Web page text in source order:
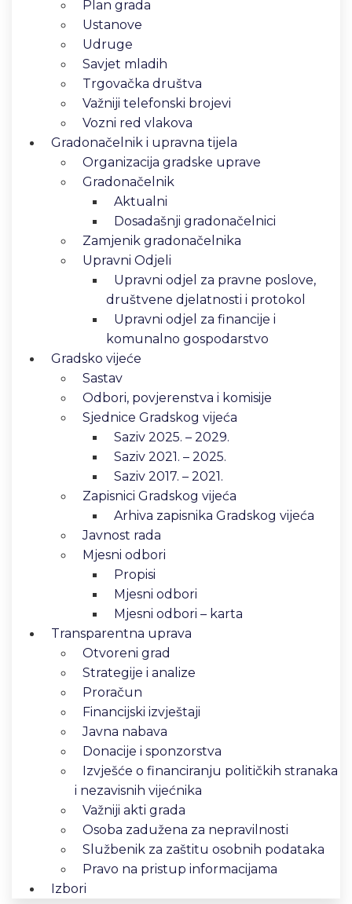
Plan grada
Ustanove
Udruge
Savjet mladih
Trgovačka društva
Važniji telefonski brojevi
Vozni red vlakova
Gradonačelnik i upravna tijela
Organizacija gradske uprave
Gradonačelnik
Aktualni
Dosadašnji gradonačelnici
Zamjenik gradonačelnika
Upravni Odjeli
Upravni odjel za pravne poslove,
društvene djelatnosti i protokol
Upravni odjel za financije i
komunalno gospodarstvo
Gradsko vijeće
Sastav
Odbori, povjerenstva i komisije
Sjednice Gradskog vijeća
Saziv 2025. – 2029.
Saziv 2021. – 2025.
Saziv 2017. – 2021.
Zapisnici Gradskog vijeća
Arhiva zapisnika Gradskog vijeća
Javnost rada
Mjesni odbori
Propisi
Mjesni odbori
Mjesni odbori – karta
Transparentna uprava
Otvoreni grad
Strategije i analize
Proračun
Financijski izvještaji
Javna nabava
Donacije i sponzorstva
Izvješće o financiranju političkih stranaka
i nezavisnih vijećnika
Važniji akti grada
Osoba zadužena za nepravilnosti
Službenik za zaštitu osobnih podataka
Pravo na pristup informacijama
Izbori